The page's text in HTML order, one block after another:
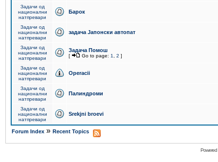
Задачи од
национални
натпревари
Барок
Задачи од
национални
натпревари
задача Јапонски автопат
Задачи од
национални
натпревари
Задача Помош
[ Go to page: 1 2 ]
Задачи од
национални
натпревари
Operacii
Задачи од
национални
натпревари
Палиндроми
Задачи од
национални
натпревари
Srekjni broevi
Forum Index » Recent Topics